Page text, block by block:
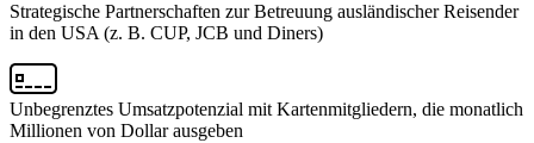
Strategische Partnerschaften zur Betreuung ausländischer Reisender
in den USA (z. B. CUP, JCB und Diners)
Unbegrenztes Umsatzpotenzial mit Kartenmitgliedern, die monatlich
Millionen von Dollar ausgeben